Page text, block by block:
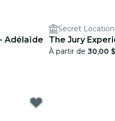
Adélaïde
Secret
The Jury
À partir de 30,00